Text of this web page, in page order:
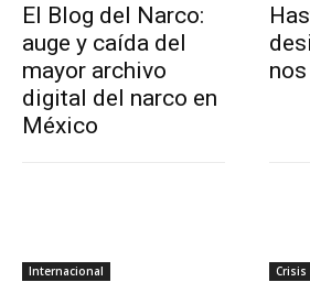
El Blog del Narco:
auge y caída del
mayor archivo
digital del narco en
México
Internacional Crisis